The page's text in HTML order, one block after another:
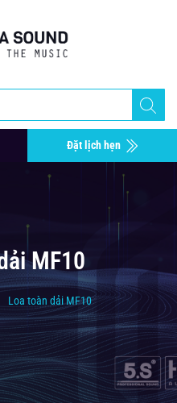
Đặt lịch hẹn
MF10
Loa toàn dải MF10